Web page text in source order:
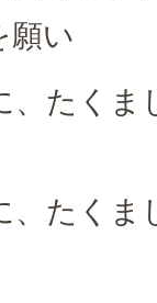
願い
、たくま
、たくま